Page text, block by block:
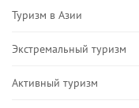
Туризм в Азии
Экстремальный туризм
Активный туризм